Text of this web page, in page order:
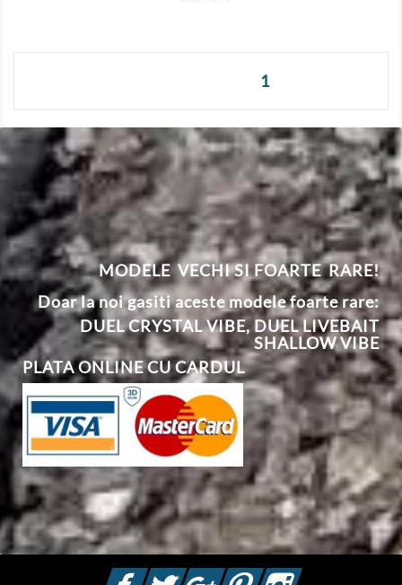
1
MODELE VECHI SI FOARTE RARE!
Doar la noi gasiti aceste modele foarte rare:
DUEL CRYSTAL VIBE, DUELLIVEBAIT
SHALLOW VIBE
PLATA ONLINE CU CARDUL
FacebookTwitterGoogle +PinterestInstagram